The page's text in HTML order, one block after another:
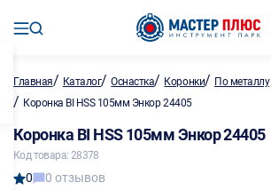
Главная/ Каталог/Оснастка/ Коронки/ По металлу
/ Коронка BI HSS 105мм Энкор 24405
Коронка BI HSS 105мм Энкор 24405
Код товара: 28378
0 0 отзывов